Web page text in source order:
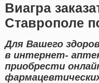
Виагра
Ставрополе
Для Вашего
в интернет-
приобрести